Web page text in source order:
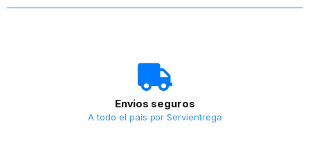
Envios seguros
A todo el país por Servientrega